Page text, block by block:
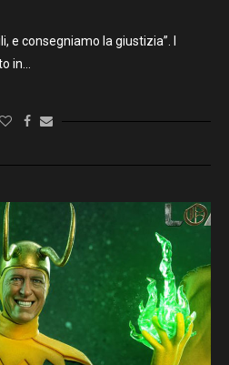
e consegniamo la giustizia”. I
in…